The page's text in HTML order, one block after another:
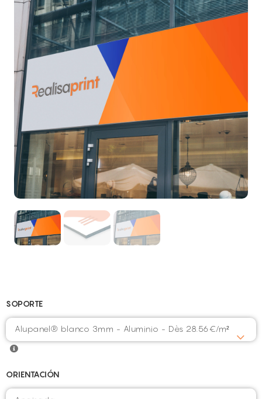
SOPORTE
Alupanel® blanco 3mm - Aluminio - Dès 28.56€/m²
ORIENTACIÓN